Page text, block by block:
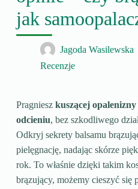
jak
Jagoda Wasilewska
Recenzje
Pragniesz kuszącej
odcieniu, bez szkodliwego
Odkryj sekrety balsamu
pielęgnację, nadając skórze
rok. To właśnie dzięki takim
brązujący, możemy cieszyć się